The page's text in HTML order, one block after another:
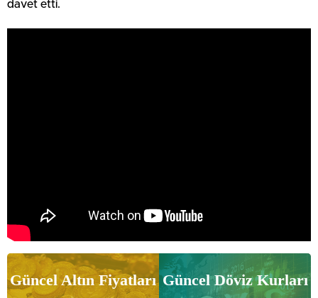
davet etti.
Güncel Altın Fiyatları Güncel Döviz Kurları